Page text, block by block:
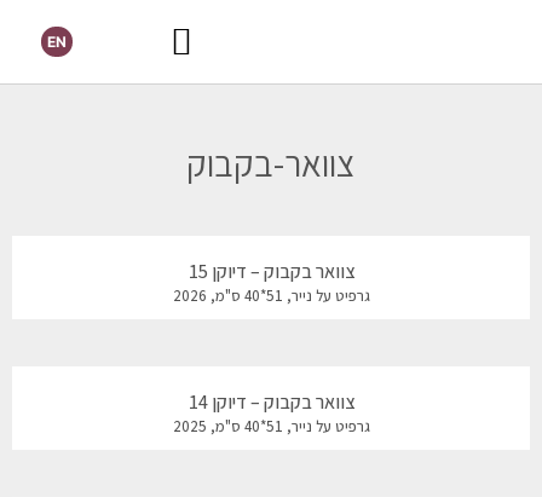
EN
צוואר-בקבוק
צוואר בקבוק – דיוקן 15
גרפיט על נייר, 51*40 ס"מ, 2026
צוואר בקבוק – דיוקן 14
גרפיט על נייר, 51*40 ס"מ, 2025